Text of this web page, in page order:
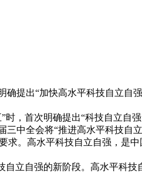
出“加快高水平科技自立自
首次明确提出“科技自立自
中全会将“推进高水平科技自
。高水平科技自立自强，是
立自强的新阶段。高水平科技